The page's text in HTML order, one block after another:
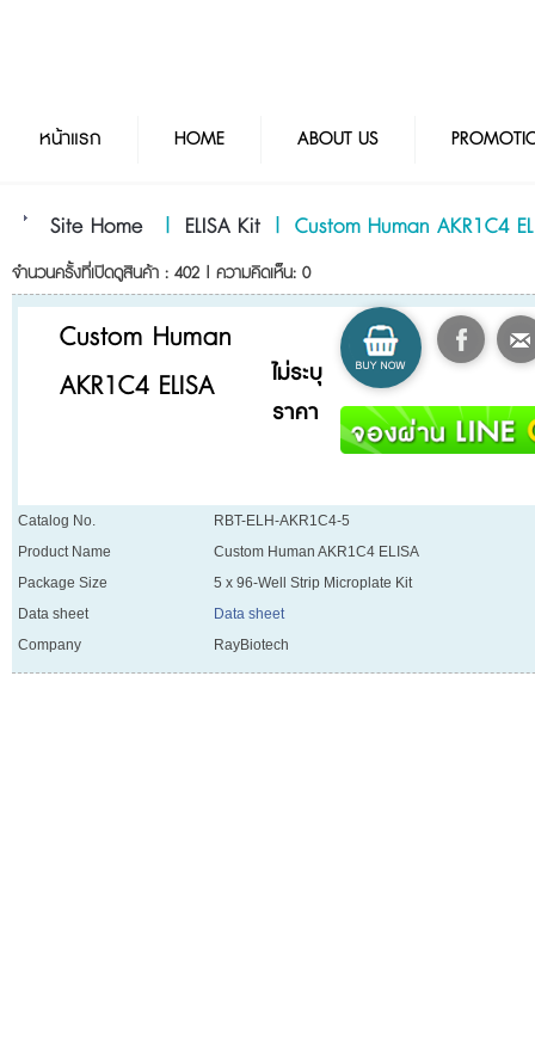
หน้าแรก HOME ABOUT US
Site Home | ELISA Kit | Custom Human AKR1C4
จำนวนครั้งที่เปิดดูสินค้า : 402 | ความคิดเห็น: 0
Custom Human
AKR1C4 ELISA
ไม่ระบุ
ราคา
Catalog No.
RBT-ELH-AKR1C4-5
Product Name
Custom Human AKR1C4 ELISA
Package Size
5 x 96-Well Strip Microplate Kit
Data sheet
Data sheet
Company
RayBiotech